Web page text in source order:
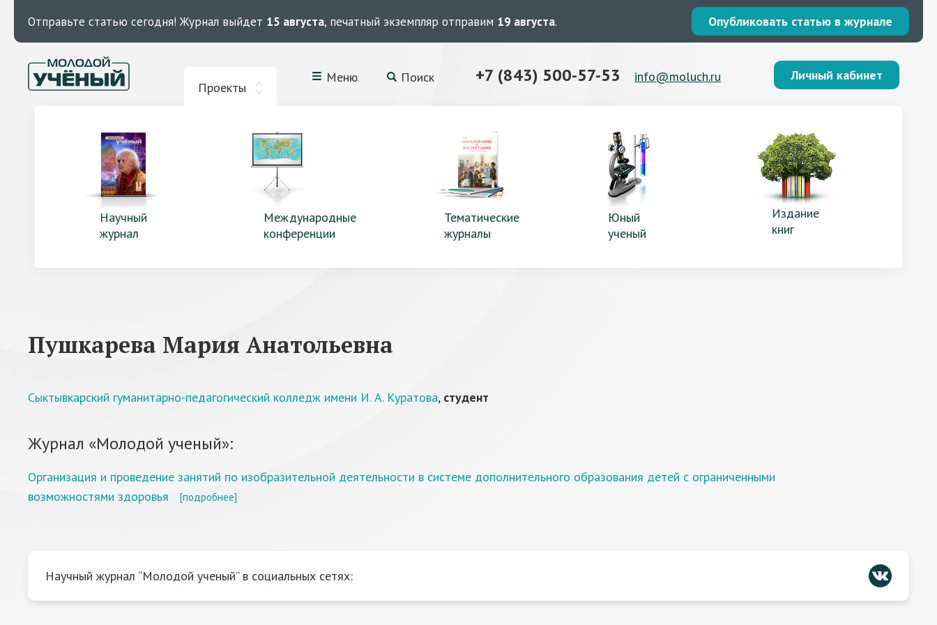
Отправьте статью сегодня! Журнал выйдет 15 августа, печатный экземпляр отправим 19 августа. Опубликовать статью в журнале
Проекты
Меню Поиск +7 (843) 500-57-53 info@moluch.ru Личный кабинет
Научный
журнал
Международные
конференции
Тематические
журналы
Юный
ученый
Издание
книг
Пушкарева Мария Анатольевна
Сыктывкарский гуманитарно-педагогический колледж имени И. А. Куратова, студент
Журнал «Молодой ученый»:
Организация и проведение занятий по изобразительной деятельности в системе дополнительного образования детей с ограниченными
возможностями здоровья
[подробнее]
Научный журнал “Молодой ученый” в социальных сетях: